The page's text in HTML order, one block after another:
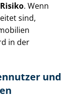
. Wenn
sind,
in der
und